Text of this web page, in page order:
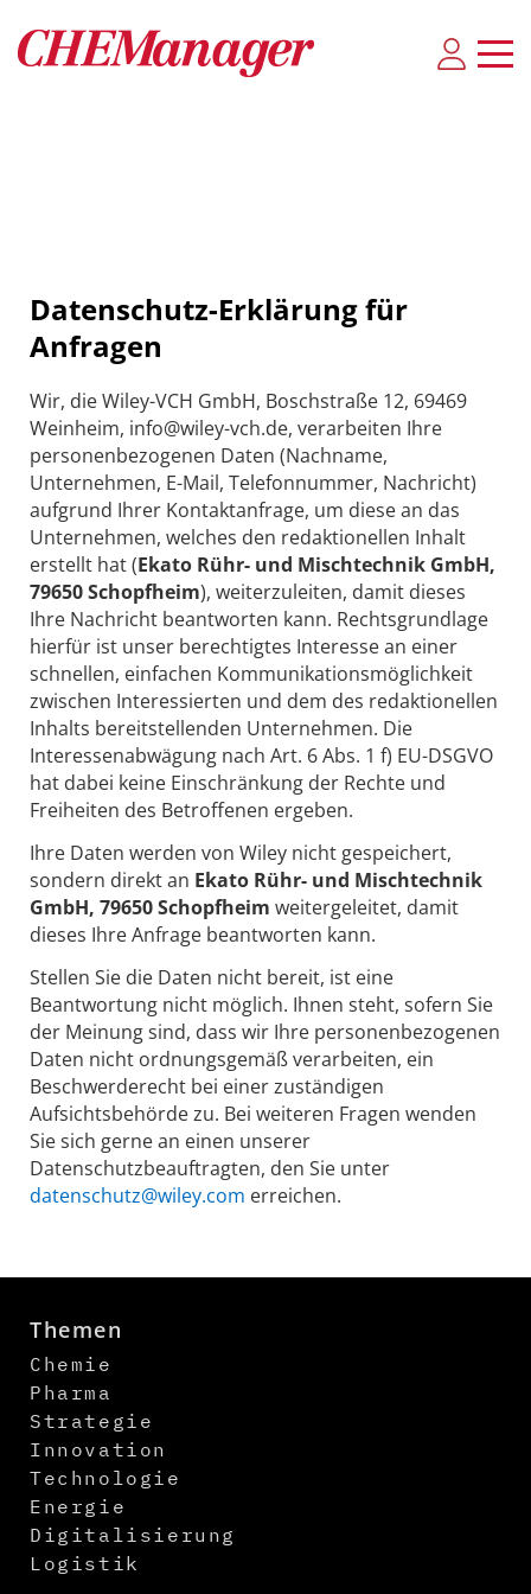
Datenschutz-Erklärung für
Anfragen
Wir, die Wiley-VCH GmbH, Boschstraße 12, 69469
Weinheim, info@wiley-vch.de, verarbeiten Ihre
personenbezogenen Daten (Nachname,
Unternehmen, E-Mail, Telefonnummer, Nachricht)
aufgrund Ihrer Kontaktanfrage, um diese an das
Unternehmen, welches den redaktionellen Inhalt
erstellt hat (Ekato Rühr- und Mischtechnik GmbH,
79650 Schopfheim), weiterzuleiten, damit dieses
Ihre Nachricht beantworten kann. Rechtsgrundlage
hierfür ist unser berechtigtes Interesse an einer
schnellen, einfachen Kommunikationsmöglichkeit
zwischen Interessierten und dem des redaktionellen
Inhalts bereitstellenden Unternehmen. Die
Interessenabwägung nach Art. 6 Abs. 1 f) EU-DSGVO
hat dabei keine Einschränkung der Rechte und
Freiheiten des Betroffenen ergeben.
Ihre Daten werden von Wiley nicht gespeichert,
sondern direkt an Ekato Rühr- und Mischtechnik
GmbH, 79650 Schopfheim weitergeleitet, damit
dieses Ihre Anfrage beantworten kann.
Stellen Sie die Daten nicht bereit, ist eine
Beantwortung nicht möglich. Ihnen steht, sofern Sie
der Meinung sind, dass wir Ihre personenbezogenen
Daten nicht ordnungsgemäß verarbeiten, ein
Beschwerderecht bei einer zuständigen
Aufsichtsbehörde zu. Bei weiteren Fragen wenden
Sie sich gerne an einen unserer
Datenschutzbeauftragten, den Sie unter
datenschutz@wiley.com erreichen.
Themen
Chemie
Pharma
Strategie
Innovation
Technologie
Energie
Digitalisierung
Logistik